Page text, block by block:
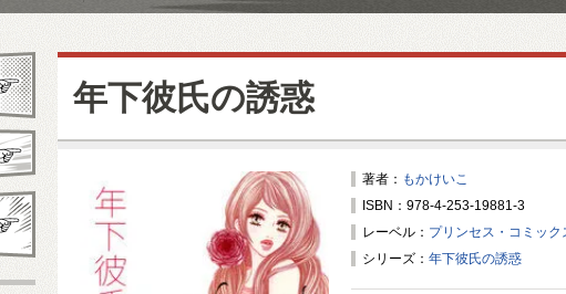
年下彼氏の誘惑
著者： もかけいこ
ISBN：978-4-253-19881-3
レーベル： プリンセス・コミック
シリーズ： 年下彼氏の誘惑